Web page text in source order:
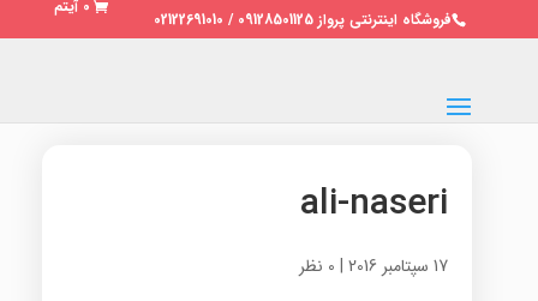
فروشگاه اینترنتی پرواز 09128501125 / 02122691010
0 آیتم
ali-naseri
17 سپتامبر 2016 | 0 نظر